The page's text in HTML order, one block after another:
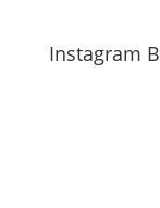
Instagram